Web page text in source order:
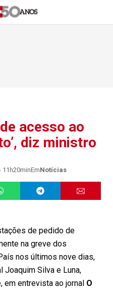
acesso ao
diz ministro
11h20minEmNotícias
de pedido de
na greve dos
nos últimos nove dias,
Joaquim Silva e Luna,
em entrevista ao jornal O